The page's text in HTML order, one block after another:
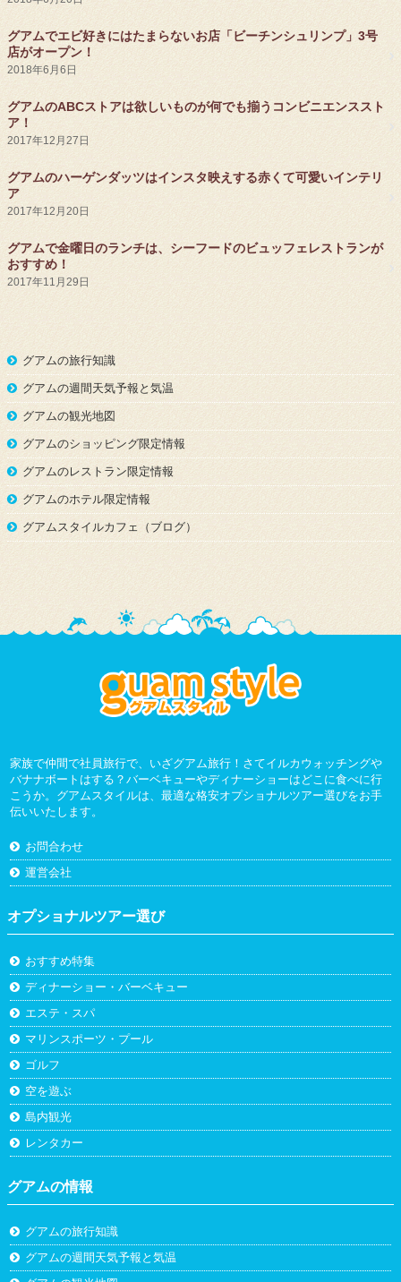
グアムでエビ好きにはたまらないお店「ビーチンシュリンプ」3号
店がオープン！
2018年6月6日
グアムのABCストアは欲しいものが何でも揃うコンビニエンススト
ア！
2017年12月27日
グアムのハーゲンダッツはインスタ映えする赤くて可愛いインテリ
ア
2017年12月20日
グアムで金曜日のランチは、シーフードのビュッフェレストランが
おすすめ！
2017年11月29日
グアムの旅行知識
グアムの週間天気予報と気温
グアムの観光地図
グアムのショッピング限定情報
グアムのレストラン限定情報
グアムのホテル限定情報
グアムスタイルカフェ（ブログ）
家族で仲間で社員旅行で、いざグアム旅行！さてイルカウォッチングや
バナナボートはする？バーベキューやディナーショーはどこに食べに行
こうか。グアムスタイルは、最適な格安オプショナルツアー選びをお手
伝いいたします。
お問合わせ
運営会社
オプショナルツアー選び
おすすめ特集
ディナーショー・バーベキュー
エステ・スパ
マリンスポーツ・プール
ゴルフ
空を遊ぶ
島内観光
レンタカー
グアムの情報
グアムの旅行知識
グアムの週間天気予報と気温